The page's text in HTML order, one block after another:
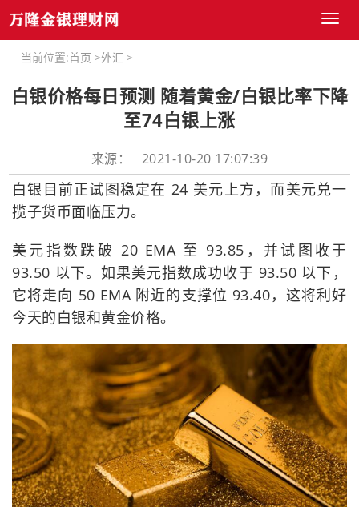
Toggle
当前位置:首页 >外汇 >
白银价格每日预测 随着黄金/白银比率下降
至74白银上涨
来源： 2021-10-20 17:07:39
白银目前正试图稳定在 24 美元上方，而美元兑一
揽子货币面临压力。
美元指数跌破 20 EMA 至 93.85，并试图收于
93.50 以下。如果美元指数成功收于 93.50 以下，
它将走向 50 EMA 附近的支撑位 93.40，这将利好
今天的白银和黄金价格。